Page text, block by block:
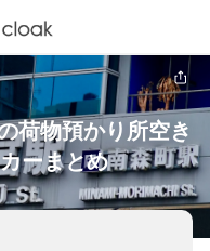
荷物預かり所空き
ーまとめ